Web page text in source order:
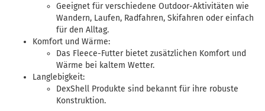
Geeignet für verschiedene Outdoor-Aktivitäten wie
Wandern, Laufen, Radfahren, Skifahren oder einfach
für den Alltag.
Komfort und Wärme:
Das Fleece-Futter bietet zusätzlichen Komfort und
Wärme bei kaltem Wetter.
Langlebigkeit:
DexShell Produkte sind bekannt für ihre robuste
Konstruktion.